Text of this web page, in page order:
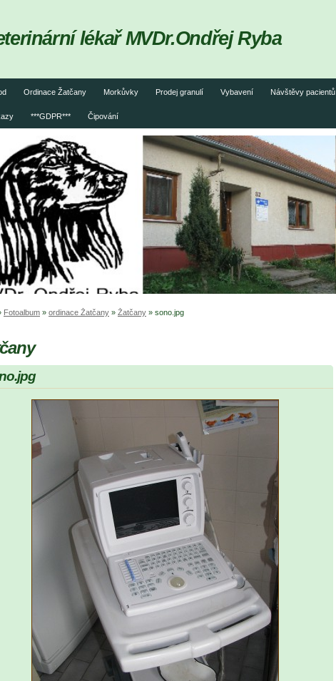
Ordinace Žatčany Morkůvky Prodej granulí Vybavení Návštěvy pacientů
***GDPR*** Čipování
lékař MVDr.Ondřej Ryba
Fotoalbum » ordinace Žatčany » Žatčany » sono.jpg